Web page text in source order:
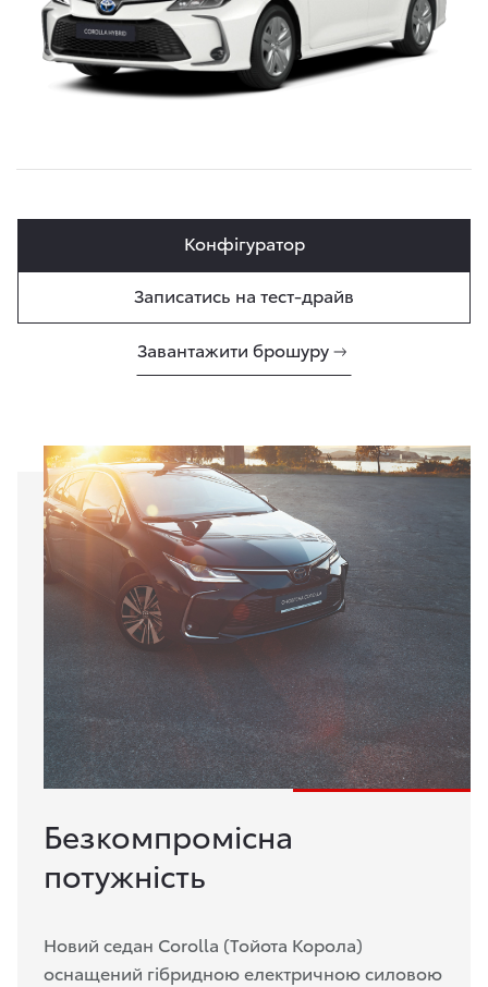
Конфігуратор
Записатись на тест-драйв
Завантажити брошуру
Безкомпромісна
потужність
Новий седан Corolla (Тойота Корола)
оснащений гібридною електричною силовою